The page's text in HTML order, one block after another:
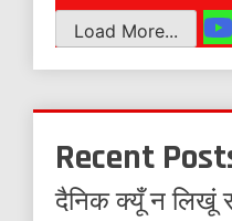
Load More...
Recent
दैनिक क्यूँ न लिखूं